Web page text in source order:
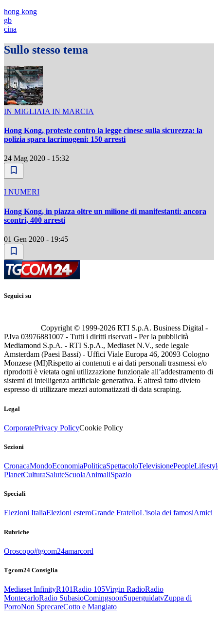
hong kong
gb
cina
Sullo stesso tema
IN MIGLIAIA IN MARCIA
Hong Kong, proteste contro la legge cinese sulla sicurezza: la
polizia spara lacrimogeni: 150 arresti
24 Mag 2020 - 15:32
I NUMERI
Hong Kong, in piazza oltre un milione di manifestanti: ancora
scontri, 400 arresti
01 Gen 2020 - 19:45
Seguici su
Copyright © 1999-2026 RTI S.p.A. Business Digital -
P.Iva 03976881007 - Tutti i diritti riservati - Per la pubblicità
Mediamond S.p.A. - RTI S.p.A., Mediaset N.V., sede legale
Amsterdam (Paesi Bassi) - Uffici Viale Europa 46, 20093 Cologno
Monzese (MI)Rispetto ai contenuti e ai dati personali trasmessi e/o
riprodotti è vietata ogni utilizzazione funzionale all’addestramento di
sistemi di intelligenza artificiale generativa. È altresì fatto divieto
espresso di utilizzare mezzi automatizzati di data scraping.
Legal
CorporatePrivacy PolicyCookie Policy
Sezioni
CronacaMondoEconomiaPoliticaSpettacoloTelevisionePeople
PlanetCulturaSaluteScuolaAnimaliSpazio
Speciali
Elezioni ItaliaElezioni esteroGrande FratelloL'isola dei famosiAmici
Rubriche
Oroscopo#tgcom24amarcord
Tgcom24 Consiglia
Mediaset InfinityR101Radio 105Virgin RadioRadio
MontecarloRadio SubasioComingsoonSuperguidatvZuppa di
PorroNon SprecareCotto e Mangiato